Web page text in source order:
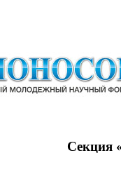
Секция